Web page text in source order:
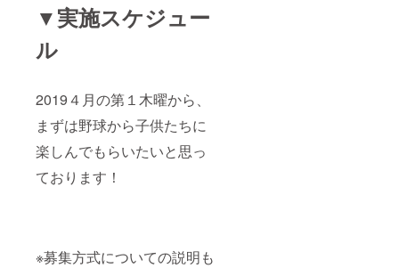
▼実施スケジュー
ル
2019４月の第１木曜から、
まずは野球から子供たちに
楽しんでもらいたいと思っ
ております！
※募集方式についての説明も